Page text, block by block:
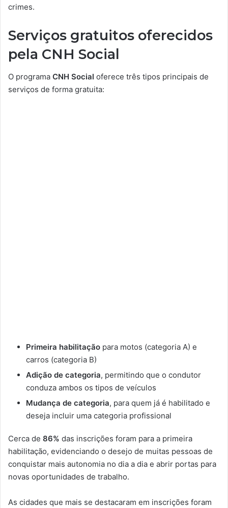
crimes.
Serviços gratuitos oferecidos
pela CNH Social
O programa CNH Social oferece três tipos principais de
serviços de forma gratuita:
Primeira habilitação para motos (categoria A) e
carros (categoria B)
Adição de categoria, permitindo que o condutor
conduza ambos os tipos de veículos
Mudança de categoria, para quem já é habilitado e
deseja incluir uma categoria profissional
Cerca de 86% das inscrições foram para a primeira
habilitação, evidenciando o desejo de muitas pessoas de
conquistar mais autonomia no dia a dia e abrir portas para
novas oportunidades de trabalho.
As cidades que mais se destacaram em inscrições foram